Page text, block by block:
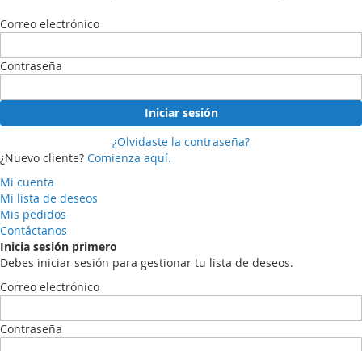
Correo electrónico
Contraseña
Iniciar sesión
¿Olvidaste la contraseña?
¿Nuevo cliente? Comienza aquí.
Mi cuenta
Mi lista de deseos
Mis pedidos
Contáctanos
Inicia sesión primero
Debes iniciar sesión para gestionar tu lista de deseos.
Correo electrónico
Contraseña